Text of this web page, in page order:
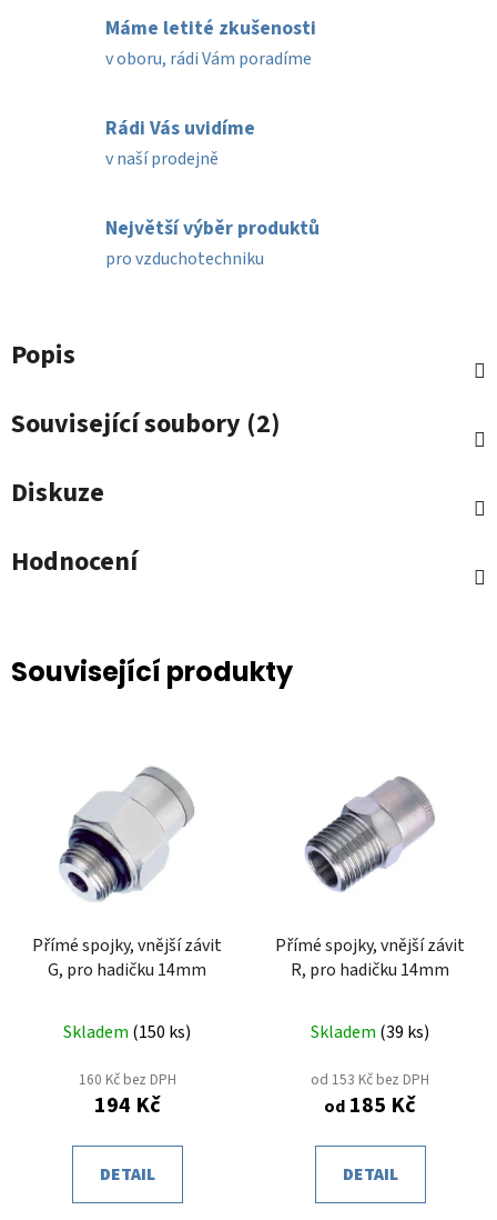
Máme letité zkušenosti
v oboru, rádi Vám poradíme
Rádi Vás uvidíme
v naší prodejně
Největší výběr produktů
pro vzduchotechniku
Popis
Související soubory (2)
Diskuze
Hodnocení
Související produkty
Přímé spojky, vnější závit
G, pro hadičku 14mm
Skladem (150 ks)
160 Kč bez DPH
194 Kč
DETAIL
Přímé spojky, vnější závit
R, pro hadičku 14mm
Skladem (39 ks)
od 153 Kč bez DPH
od 185 Kč
DETAIL